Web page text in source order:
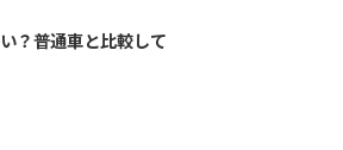
？普通車と比較して